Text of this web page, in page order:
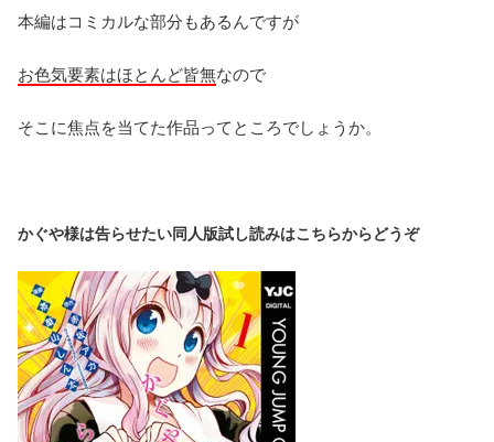
本編はコミカルな部分もあるんですが
お色気要素はほとんど皆無なので
そこに焦点を当てた作品ってところでしょうか。
かぐや様は告らせたい同人版試し読みはこちらからどうぞ